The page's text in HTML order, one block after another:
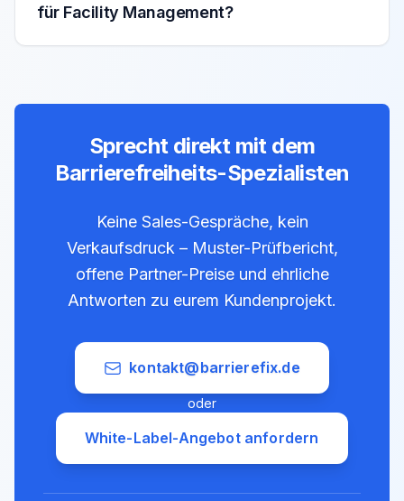
für Facility Management?
Sprecht direkt mit dem
Barrierefreiheits-Spezialisten
Keine Sales-Gespräche, kein
Verkaufsdruck – Muster-Prüfbericht,
offene Partner-Preise und ehrliche
Antworten zu eurem Kundenprojekt.
kontakt@barrierefix.de
oder
White-Label-Angebot anfordern